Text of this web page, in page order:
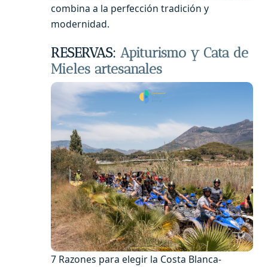
combina a la perfección tradición y
modernidad.
RESERVAS: Apiturismo y Cata de
Mieles artesanales
7 Razones para elegir la Costa Blanca-